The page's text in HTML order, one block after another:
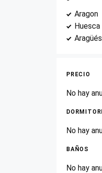
Aragon
Huesca
PRECIO
No hay
No hay
BAÑOS
No hay